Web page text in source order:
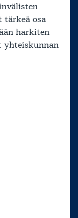
tärkeä osa
harkiten
yhteiskunnan